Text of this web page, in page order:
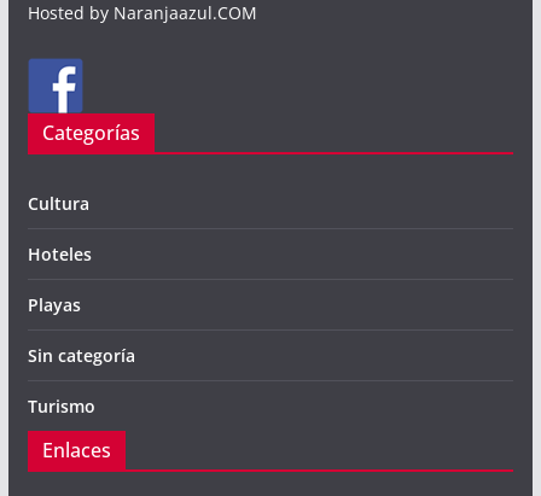
Hosted by Naranjaazul.COM
Categorías
Cultura
Hoteles
Playas
Sin categoría
Turismo
Enlaces